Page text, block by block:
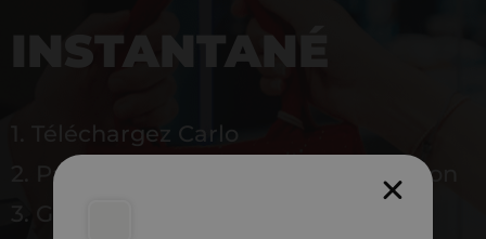
INSTANTANÉ
1. Téléchargez Carlo
2. Payez en magasin avec l’application
3. Gagnez instantanément 5 % à